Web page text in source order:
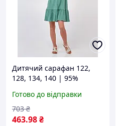
Дитячий сарафан 122,
128, 134, 140 | 95%
жатий | Ідеально на літо
для дівчинки SMIL 120379
М&#39;ятний
Готово до відправки
463.98₴
703 ₴